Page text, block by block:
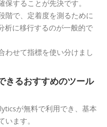
することが先決です。
階で、定着度を測るために
析に移行するのが一般的で
わせて指標を使い分けまし
きるおすすめのツール
が無料で利用でき、基本
ます。